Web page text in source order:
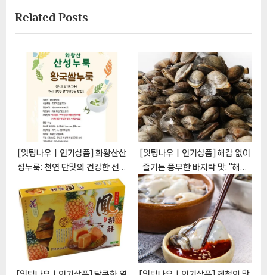
o
u
s
P
t
P
Related Posts
[잇팅나우ㅣ인기상품] 화왕산산
성누룩: 천연 단맛의 건강한 선택
[EatingNOWㅣ추천상품]
[잇팅나우ㅣ인기상품] 해감 없이
즐기는 풍부한 바지락 맛: "해감
필요없는 바지락 5kg"
[EatingNOWㅣ추천상품]